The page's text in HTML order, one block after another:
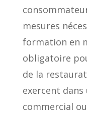
mesures
formation en
obligatoire
de la
exercent
commercial